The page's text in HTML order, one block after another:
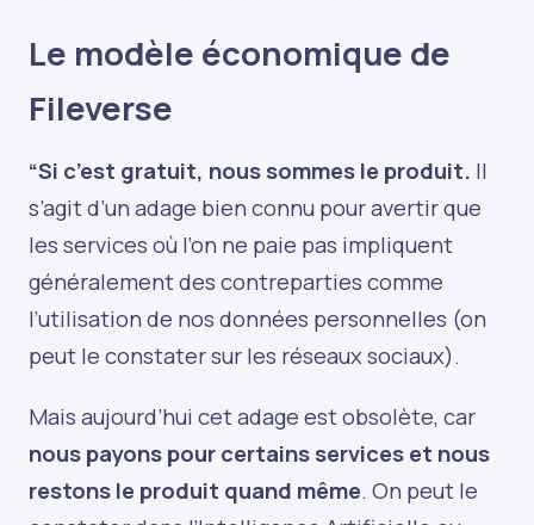
Le modèle économique de
Fileverse
“Si c’est gratuit, nous sommes le produit. Il
s’agit d’un adage bien connu pour avertir que
les services où l’on ne paie pas impliquent
généralement des contreparties comme
l’utilisation de nos données personnelles (on
peut le constater sur les réseaux sociaux).
Mais aujourd’hui cet adage est obsolète, car
nous payons pour certains services et nous
restons le produit quand même. On peut le